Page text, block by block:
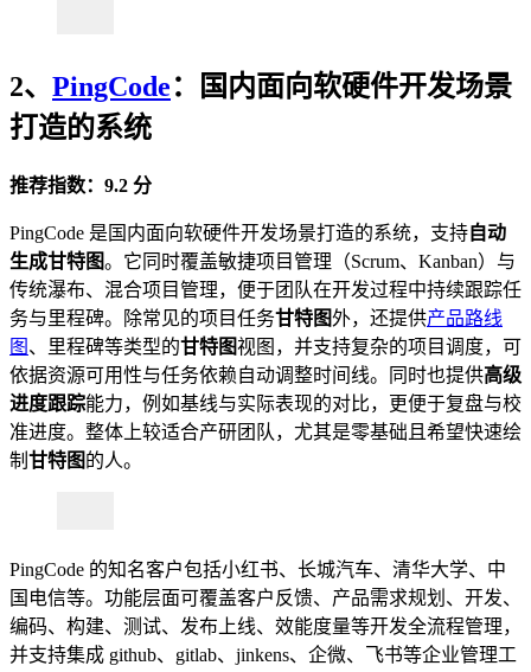
2、 PingCode：国内面向软硬件开发场景
打造的系统
推荐指数：9.2 分
PingCode 是国内面向软硬件开发场景打造的系统，支持自动
生成甘特图。它同时覆盖敏捷项目管理（Scrum、Kanban）与
传统瀑布、混合项目管理，便于团队在开发过程中持续跟踪任
务与里程碑。除常见的项目任务甘特图外，还提供产品路线
图 、里程碑等类型的甘特图视图，并支持复杂的项目调度，可
依据资源可用性与任务依赖自动调整时间线。同时也提供高级
进度跟踪能力，例如基线与实际表现的对比，更便于复盘与校
准进度。整体上较适合产研团队，尤其是零基础且希望快速绘
制 甘特图的人。
PingCode 的知名客户包括小红书、长城汽车、清华大学、中
国电信等。功能层面可覆盖客户反馈、产品需求规划、开发、
编码、构建、测试、发布上线、效能度量等开发全流程管理，
并支持集成 github、gitlab、jinkens、企微、飞书等企业管理工